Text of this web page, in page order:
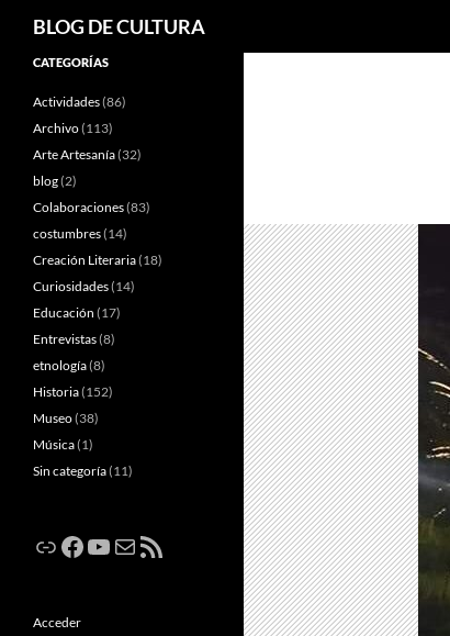
Saltar
BLOG DE CULTURA
CATEGORÍAS
Actividades(86)
Archivo(113)
Arte Artesanía(32)
blog(2)
Colaboraciones(83)
costumbres(14)
Creación Literaria(18)
Curiosidades(14)
Educación (17)
Entrevistas(8)
etnología(8)
Historia(152)
Museo(38)
Música(1)
Sin categoría(11)
Enlace
Facebook
YouTube
Correo electrónico
Feed RSS
Acceder